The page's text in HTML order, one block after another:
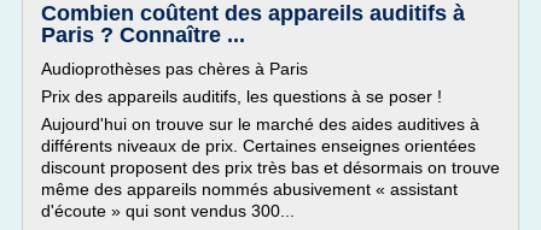
Combien coûtent des appareils auditifs à
Paris ? Connaître ...
Audioprothèses pas chères à Paris
Prix des appareils auditifs, les questions à se poser !
Aujourd'hui on trouve sur le marché des aides auditives à
différents niveaux de prix. Certaines enseignes orientées
discount proposent des prix très bas et désormais on trouve
même des appareils nommés abusivement « assistant
d'écoute » qui sont vendus 300...